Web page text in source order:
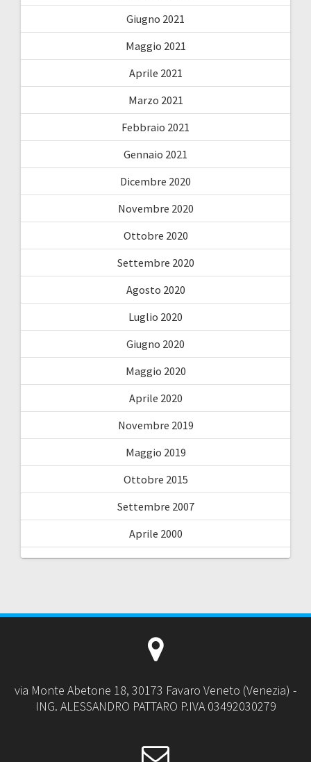
Giugno 2021
Maggio 2021
Aprile 2021
Marzo 2021
Febbraio 2021
Gennaio 2021
Dicembre 2020
Novembre 2020
Ottobre 2020
Settembre 2020
Agosto 2020
Luglio 2020
Giugno 2020
Maggio 2020
Aprile 2020
Novembre 2019
Maggio 2019
Ottobre 2015
Settembre 2007
Aprile 2000
via Monte Abetone 18, 30173 Favaro Veneto (Venezia) -
ING. ALESSANDRO PATTARO P.IVA 03492030279